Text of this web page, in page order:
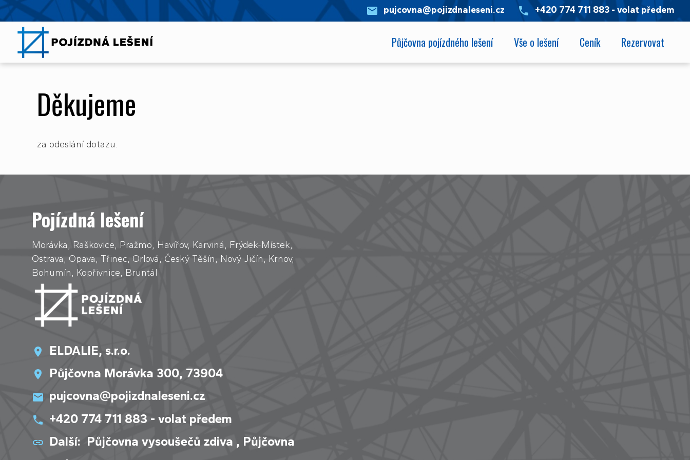
pujcovna@pojizdnaleseni.cz +420 774 711 883 - volat předem
Půjčovna pojízdného lešení Vše o lešení Ceník Rezervovat
Děkujeme
za odeslání dotazu.
Pojízdná lešení
Morávka, Raškovice, Pražmo, Havířov, Karviná, Frýdek-Místek,
Ostrava, Opava, Třinec, Orlová, Český Těšín, Nový Jičín, Krnov,
Bohumín, Kopřivnice, Bruntál
ELDALIE, s.r.o.
Půjčovna Morávka 300, 73904
pujcovna@pojizdnaleseni.cz
+420 774 711 883 - volat předem
Další: Půjčovna vysoušečů zdiva , Půjčovna